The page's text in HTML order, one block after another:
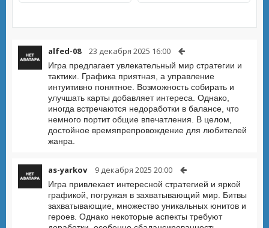
alfed-08 23 декабря 2025 16:00
Игра предлагает увлекательный мир стратегии и
тактики. Графика приятная, а управление
интуитивно понятное. Возможность собирать и
улучшать карты добавляет интереса. Однако,
иногда встречаются недоработки в балансе, что
немного портит общие впечатления. В целом,
достойное времяпрепровождение для любителей
жанра.
as-yarkov 9 декабря 2025 20:00
Игра привлекает интересной стратегией и яркой
графикой, погружая в захватывающий мир. Битвы
захватывающие, множество уникальных юнитов и
героев. Однако некоторые аспекты требуют